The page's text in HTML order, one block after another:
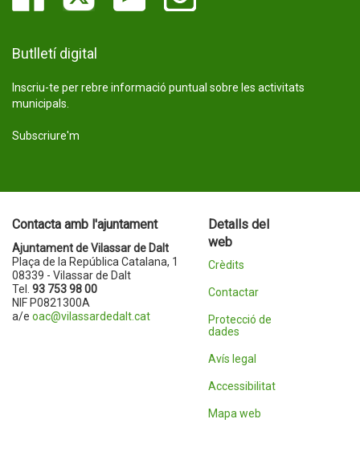
Butlletí digital
Inscriu-te per rebre informació puntual sobre les activitats
municipals.
Subscriure'm
Contacta amb l'ajuntament
Ajuntament de Vilassar de Dalt
Plaça de la República Catalana, 1
08339 - Vilassar de Dalt
Tel. 93 753 98 00
NIF P0821300A
a/e oac@vilassardedalt.cat
Detalls del
web
Crèdits
Contactar
Protecció de
dades
Avís legal
Accessibilitat
Mapa web